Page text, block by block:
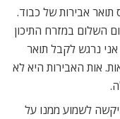
אבירות של כבוד.
השלום במזרח התיכון
נרגש לקבל תואר
אות האבירות היא לא
לשמוע ממנו על